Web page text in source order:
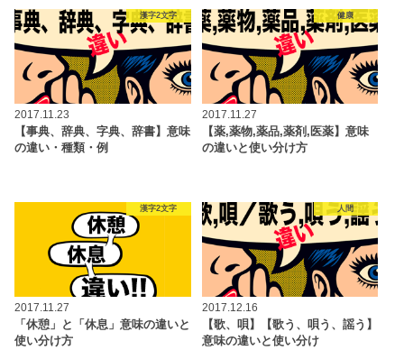
漢字2文字
2017.11.23
【事典、辞典、字典、辞書】意味
の違い・種類・例
健康
2017.11.27
【薬,薬物,薬品,薬剤,医薬】意味
の違いと使い分け方
漢字2文字
2017.11.27
「休憩」と「休息」意味の違いと
使い分け方
人間
2017.12.16
【歌、唄】【歌う、唄う、謡う】
意味の違いと使い分け